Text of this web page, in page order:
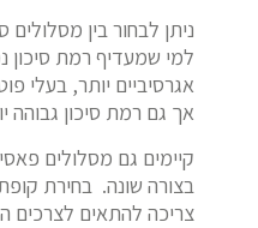
ניתן לבחור בין מסלולים
למי שמעדיף רמת סיכון
אגרסיביים יותר, בעלי
אך גם רמת סיכון גבוהה
קיימים גם מסלולים
בצורה שונה. בחירת
צריכה להתאים לצרכים